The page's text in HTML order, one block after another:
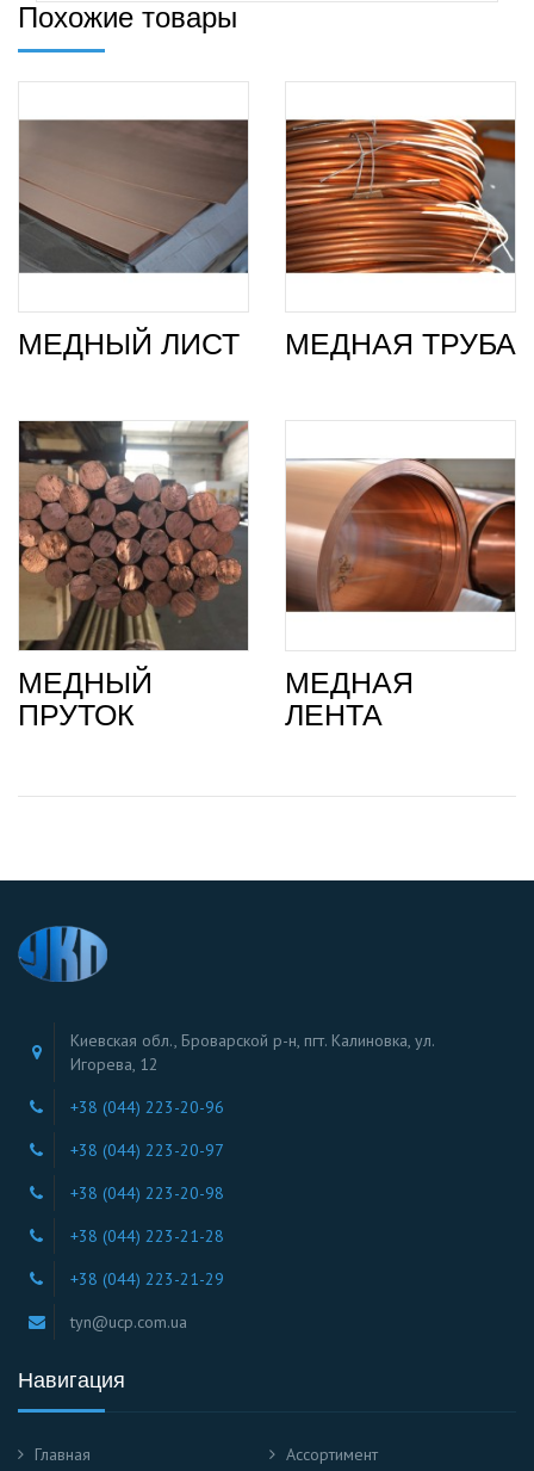
Похожие товары
МЕДНЫЙ ЛИСТ МЕДНАЯ ТРУБА
МЕДНЫЙ
ПРУТОК
МЕДНАЯ
ЛЕНТА
Киевская обл., Броварской р-н, пгт. Калиновка, ул.
Игорева, 12
+38 (044) 223-20-96
+38 (044) 223-20-97
+38 (044) 223-20-98
+38 (044) 223-21-28
+38 (044) 223-21-29
tyn@ucp.com.ua
Навигация
Главная Ассортимент